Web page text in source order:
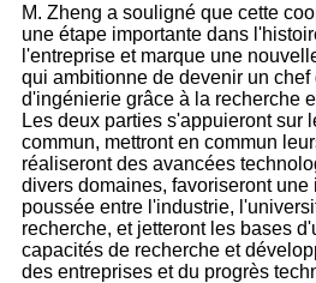
M. Zheng a souligné que cette
une étape importante dans
l'entreprise et marque une
qui ambitionne de devenir un
d'ingénierie grâce à la recherche
Les deux parties s'appuieront sur
commun, mettront en commun
réaliseront des avancées
divers domaines, favoriseront une
poussée entre l'industrie,
recherche, et jetteront les bases
capacités de recherche et
des entreprises et du progrès